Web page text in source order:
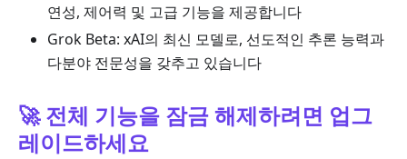
연성, 제어력 및 고급 기능을 제공합니다
Grok Beta: xAI의 최신 모델로, 선도적인 추론 능력과
다분야 전문성을 갖추고 있습니다
🚀 전체 기능을 잠금 해제하려면 업그
레이드하세요